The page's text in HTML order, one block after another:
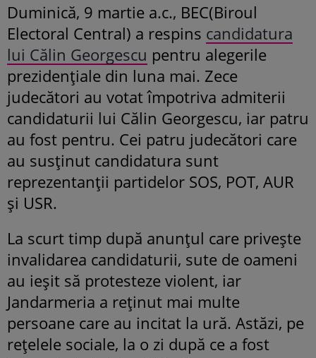
Duminică, 9 martie a.c., BEC(Biroul
Electoral Central) a respins candidatura
lui Călin Georgescu pentru alegerile
prezidențiale din luna mai. Zece
judecători au votat împotriva admiterii
candidaturii lui Călin Georgescu, iar patru
au fost pentru. Cei patru judecători care
au susținut candidatura sunt
reprezentanții partidelor SOS, POT, AUR
și USR.
La scurt timp după anunțul care privește
invalidarea candidaturii, sute de oameni
au ieșit să protesteze violent, iar
Jandarmeria a reținut mai multe
persoane care au incitat la ură. Astăzi, pe
rețelele sociale, la o zi după ce a fost